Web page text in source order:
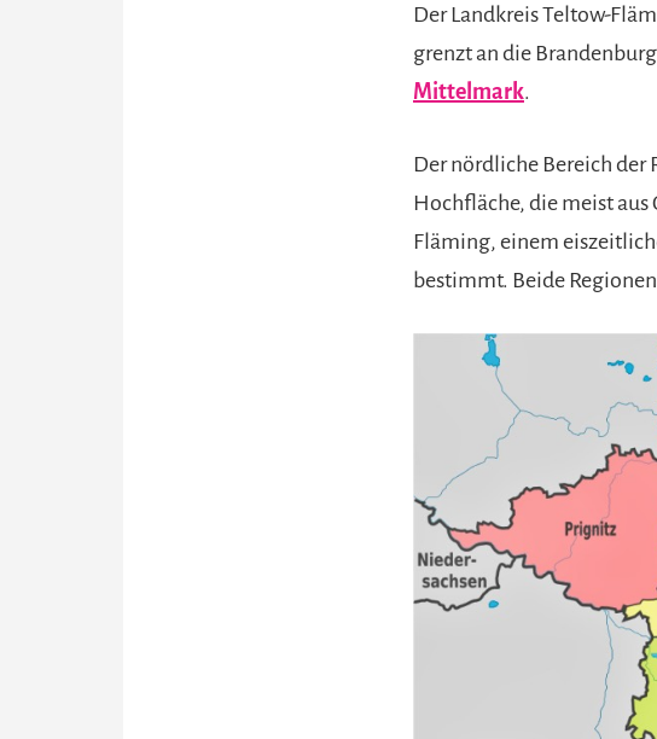
Der Landkreis Teltow-
grenzt an die
Mittelmark.
Der nördliche Bereich der
Hochfläche, die meist
Fläming, einem
bestimmt. Beide